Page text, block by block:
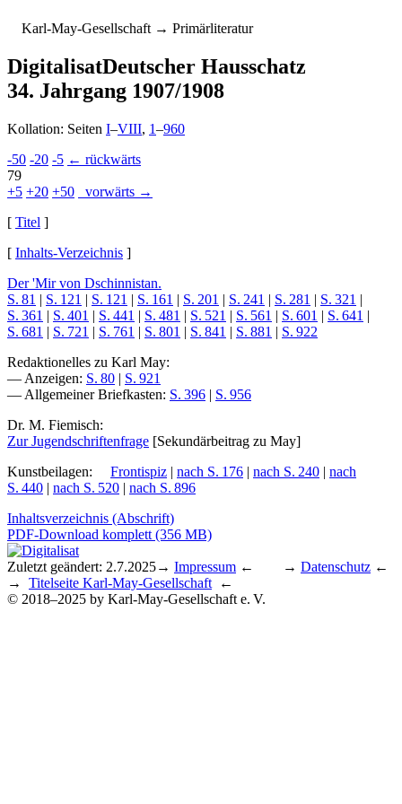
Karl-May-Gesellschaft → Primärliteratur
DigitalisatDeutscher Hausschatz
34. Jahrgang 1907/1908
Kollation: Seiten I–VIII, 1–960
-50 -20 -5 ← rückwärts
79
+5 +20 +50
vorwärts →
[ Titel ]
[ Inhalts-Verzeichnis ]
Der 'Mir von Dschinnistan.
S. 81 | S. 121 | S. 121 | S. 161 | S. 201 | S. 241 | S. 281 | S. 321 |
S. 361 | S. 401 | S. 441 | S. 481 | S. 521 | S. 561 | S. 601 | S. 641 |
S. 681 | S. 721 | S. 761 | S. 801 | S. 841 | S. 881 | S. 922
Redaktionelles zu Karl May:
— Anzeigen: S. 80 | S. 921
— Allgemeiner Briefkasten: S. 396 | S. 956
Dr. M. Fiemisch:
Zur Ju­gend­schrif­ten­fra­ge [Se­kun­där­bei­trag zu May]
Kunstbeilagen: Frontispiz | nach S. 176 | nach S. 240 | nach
S. 440 | nach S. 520 | nach S. 896
Inhaltsverzeichnis (Abschrift)
PDF-Download komplett (356 MB)
Zuletzt geändert: 2.7.2025→ Impressum ← → Datenschutz ←
→ Titelseite Karl-May-Gesellschaft ←
© 2018–2025 by Karl-May-Gesellschaft e. V.